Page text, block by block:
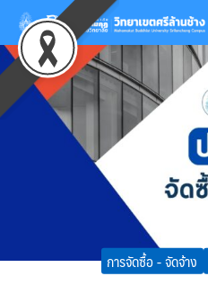
Skip
content
Search
for:
การจัดซื้อ - จัดจ้าง